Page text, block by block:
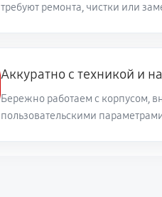
требуют ремонта, чистки или
Аккуратно с техникой и
Бережно работаем с корпусом,
пользовательскими